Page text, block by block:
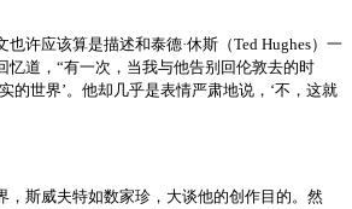
许应该算是描述和泰德·休斯（Ted Hughes）一
忆道，“有一次，当我与他告别回伦敦去的时
的世界’。他却几乎是表情严肃地说，‘不，这就
，斯威夫特如数家珍，大谈他的创作目的。然